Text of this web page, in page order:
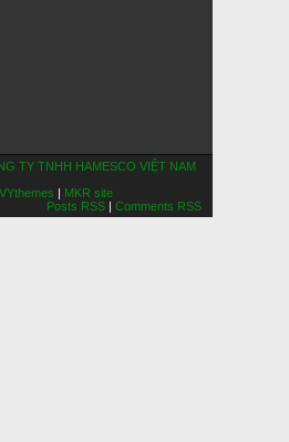
TY TNHH HAMESCO VIỆT NAM
| MKR site
Posts RSS | Comments RSS